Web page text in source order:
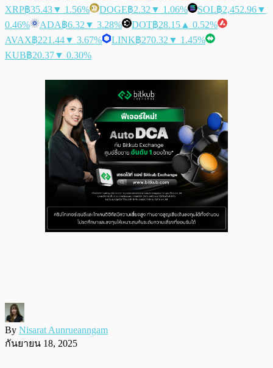
XRP฿35.43▼ 1.56% DOGE฿2.32 ▼ 1.06% SOL฿2,452.96▼
0.46%
ADA฿6.32 ▼ 3.28% DOT฿28.15 ▲ 0.52%
AVAX฿221.44▼ 3.67% LINK฿270.32 ▼ 1.45%
KUB฿20.37▼ 0.30%
By Nisarat Aunrueanngam
กันยายน 18, 2025